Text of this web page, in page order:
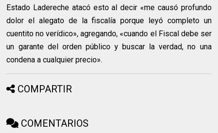
Estado Ladereche atacó esto al decir «me causó profundo
dolor el alegato de la fiscalía porque leyó completo un
cuentito no verídico», agregando, «cuando el Fiscal debe ser
un garante del orden público y buscar la verdad, no una
condena a cualquier precio».
COMPARTIR
COMENTARIOS